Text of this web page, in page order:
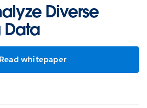
Diverse
Data
Read whitepaper